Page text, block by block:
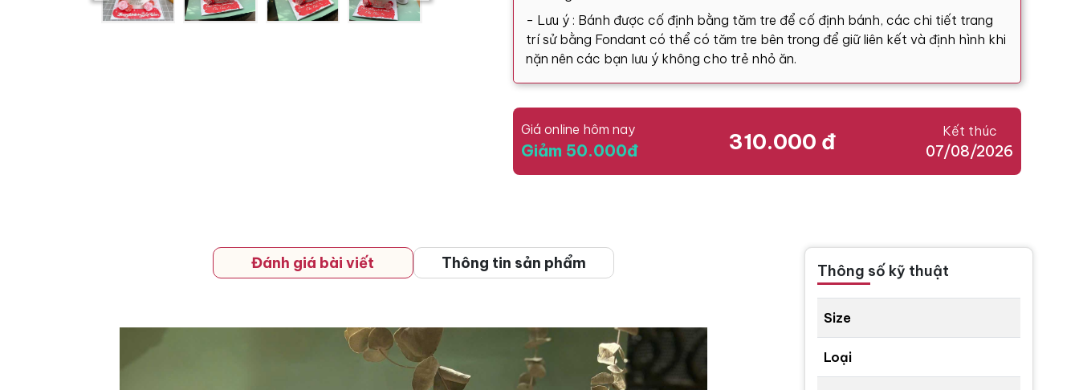
- Lưu ý : Bánh được cố định bằng tăm tre để cố định bánh, các chi tiết trang
trí sử bằng Fondant có thể có tăm tre bên trong để giữ liên kết và định hình khi
nặn nên các bạn lưu ý không cho trẻ nhỏ ăn.
Giá online hôm nay
Giảm 50.000đ 310.000 đ Kết thúc
07/08/2026
Đánh giá bài viết Thông tin sản phẩm Thông số kỹ thuật
Size
Loại